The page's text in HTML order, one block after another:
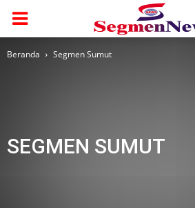
Beranda Segmen Sumut
SEGMEN SUMUT